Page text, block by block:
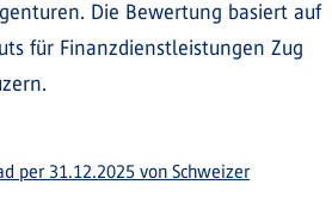
Die Bewertung basiert auf
für Finanzdienstleistungen Zug
per 31.12.2025 von Schweizer